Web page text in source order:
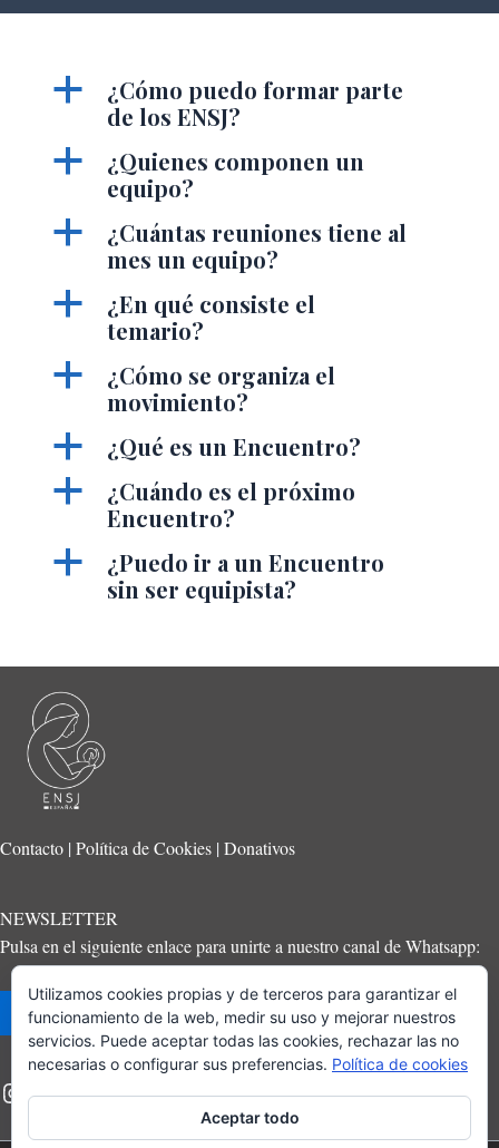
a
¿Cómo puedo formar parte
de los ENSJ?
a
¿Quienes componen un
equipo?
a
¿Cuántas reuniones tiene al
mes un equipo?
a
¿En qué consiste el
temario?
a
¿Cómo se organiza el
movimiento?
a ¿Qué es un Encuentro?
a
¿Cuándo es el próximo
Encuentro?
a
¿Puedo ir a un Encuentro
sin ser equipista?
Contacto | Política de Cookies | Donativos
NEWSLETTER
Pulsa en el siguiente enlace para unirte a nuestro canal de Whatsapp:
Suscríbete
Utilizamos cookies propias y de terceros para garantizar el
funcionamiento de la web, medir su uso y mejorar nuestros
servicios. Puede aceptar todas las cookies, rechazar las no
necesarias o configurar sus preferencias. Política de cookies
Aceptar todo